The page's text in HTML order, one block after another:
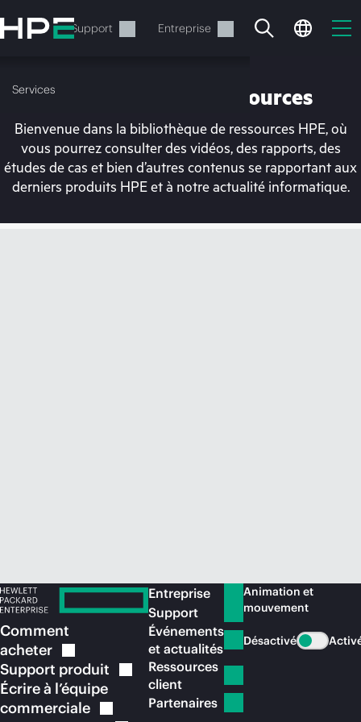
au
contenu
Services Support Entreprise
Services
Votre panier est
Bibliothèque de ressources
Bienvenue dans la bibliothèque de ressources HPE, où
vous pourrez consulter des vidéos, des rapports, des
études de cas et bien d’autres contenus se rapportant aux
derniers produits HPE et à notre actualité informatique.
Comment
acheter
Support produit
Écrire à l’équipe
commerciale
Entreprise
Support
Événements
et actualités
Ressources
client
Partenaires
Animation et
mouvement
Désactivé